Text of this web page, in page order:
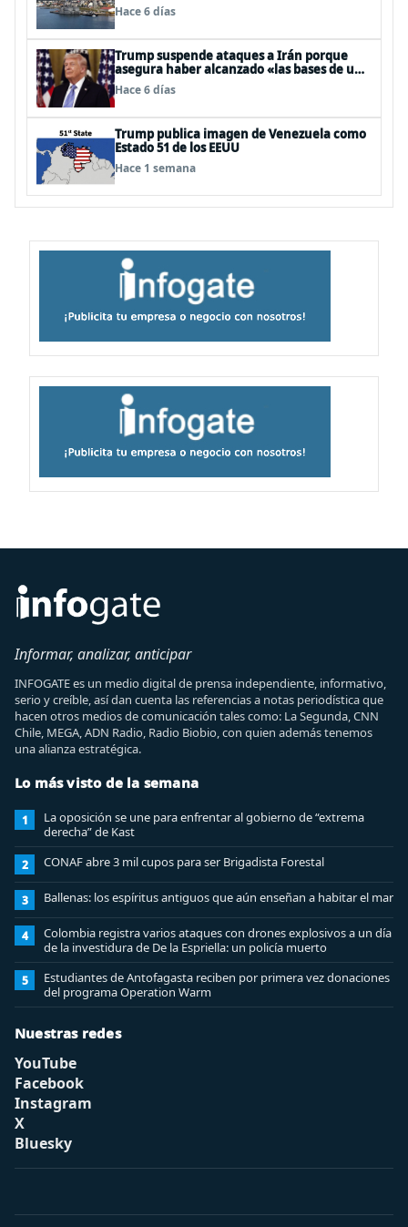
Hace 6 días
Trump suspende ataques a Irán porque
asegura haber alcanzado «las bases de un
acuerdo»
Hace 6 días
Trump publica imagen de Venezuela como
Estado 51 de los EEUU
Hace 1 semana
Informar, analizar, anticipar
INFOGATE es un medio digital de prensa independiente, informativo,
serio y creíble, así dan cuenta las referencias a notas periodística que
hacen otros medios de comunicación tales como: La Segunda, CNN
Chile, MEGA, ADN Radio, Radio Biobio, con quien además tenemos
una alianza estratégica.
Lo más visto de la semana
1
La oposición se une para enfrentar al gobierno de “extrema
derecha” de Kast
2 CONAF abre 3 mil cupos para ser Brigadista Forestal
3 Ballenas: los espíritus antiguos que aún enseñan a habitar el mar
4
Colombia registra varios ataques con drones explosivos a un día
de la investidura de De la Espriella: un policía muerto
5
Estudiantes de Antofagasta reciben por primera vez donaciones
del programa Operation Warm
Nuestras redes
YouTube
Facebook
Instagram
X
Bluesky